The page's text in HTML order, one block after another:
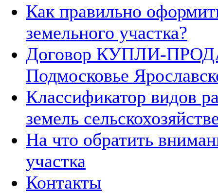
Как правильно
земельного участка?
Договор КУПЛИ-
Подмосковье
Классификатор видов
земель
На что обратить
участка
Контакты